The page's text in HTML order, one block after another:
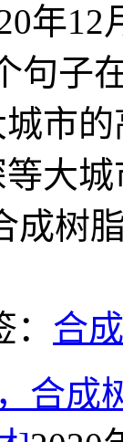
年12
句子
市
大
成树
合
合成